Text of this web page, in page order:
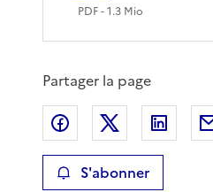
PDF- 1.3 Mio
Partager la page
Partager surPartager sur
S'abonner